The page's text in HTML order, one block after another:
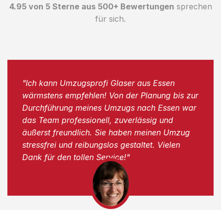
4.95 von 5 Sterne aus 500+ Bewertungen sprechen
für sich.
"Ich kann Umzugsprofi Glaser aus Essen
wärmstens empfehlen! Von der Planung bis zur
Durchführung meines Umzugs nach Essen war
das Team professionell, zuverlässig und
äußerst freundlich. Sie haben meinen Umzug
stressfrei und reibungslos gestaltet. Vielen
Dank für den tollen Service!"